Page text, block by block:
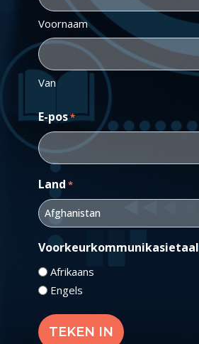
Voornaam
Van
E-pos*
Land *
Voorkeurkommunikasietaal
Afrikaans
Engels